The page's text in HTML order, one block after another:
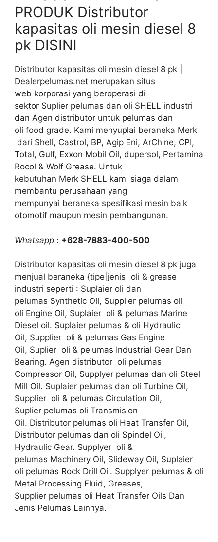
PRODUK Distributor
kapasitas oli mesin diesel 8
pk DISINI
Distributor kapasitas oli mesin diesel 8 pk |
Dealerpelumas.net merupakan situs
web korporasi yang beroperasi di
sektor Suplier pelumas dan oli SHELL industri
dan Agen distributor untuk pelumas dan
oli food grade. Kami menyuplai beraneka Merk
dari Shell, Castrol, BP, Agip Eni, ArChine, CPI,
Total, Gulf, Exxon Mobil Oil, dupersol, Pertamina
Rocol & Wolf Grease. Untuk
kebutuhan Merk SHELL kami siaga dalam
membantu perusahaan yang
mempunyai beraneka spesifikasi mesin baik
otomotif maupun mesin pembangunan.
Whatsapp : +628-7883-400-500
Distributor kapasitas oli mesin diesel 8 pk juga
menjual beraneka {tipe|jenis| oli & grease
industri seperti : Suplaier oli dan
pelumas Synthetic Oil, Supplier pelumas oli
oli Engine Oil, Suplaier oli & pelumas Marine
Diesel oil. Suplaier pelumas & oli Hydraulic
Oil, Supplier oli & pelumas Gas Engine
Oil, Suplier oli & pelumas Industrial Gear Dan
Bearing. Agen distributor oli pelumas
Compressor Oil, Supplyer pelumas dan oli Steel
Mill Oil. Suplaier pelumas dan oli Turbine Oil,
Supplier oli & pelumas Circulation Oil,
Suplier pelumas oli Transmision
Oil. Distributor pelumas oli Heat Transfer Oil,
Distributor pelumas dan oli Spindel Oil,
Hydraulic Gear. Supplyer oli &
pelumas Machinery Oil, Slideway Oil, Suplaier
oli pelumas Rock Drill Oil. Supplyer pelumas & oli
Metal Processing Fluid, Greases,
Supplier pelumas oli Heat Transfer Oils Dan
Jenis Pelumas Lainnya.